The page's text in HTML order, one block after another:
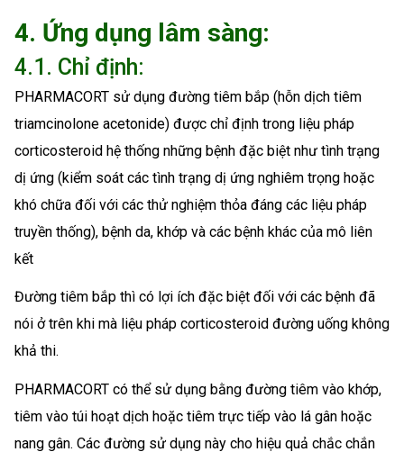
4. Ứng dụng lâm sàng:
4.1. Chỉ định:
PHARMACORT sử dụng đường tiêm bắp (hỗn dịch tiêm
triamcinolone acetonide) được chỉ định trong liệu pháp
corticosteroid hệ thống những bệnh đặc biệt như tình trạng
dị ứng (kiểm soát các tình trạng dị ứng nghiêm trọng hoặc
khó chữa đối với các thử nghiệm thỏa đáng các liệu pháp
truyền thống), bệnh da, khớp và các bệnh khác của mô liên
kết
Đường tiêm bắp thì có lợi ích đặc biệt đối với các bệnh đã
nói ở trên khi mà liệu pháp corticosteroid đường uống không
khả thi.
PHARMACORT có thể sử dụng bằng đường tiêm vào khớp,
tiêm vào túi hoạt dịch hoặc tiêm trực tiếp vào lá gân hoặc
nang gân. Các đường sử dụng này cho hiệu quả chắc chắn